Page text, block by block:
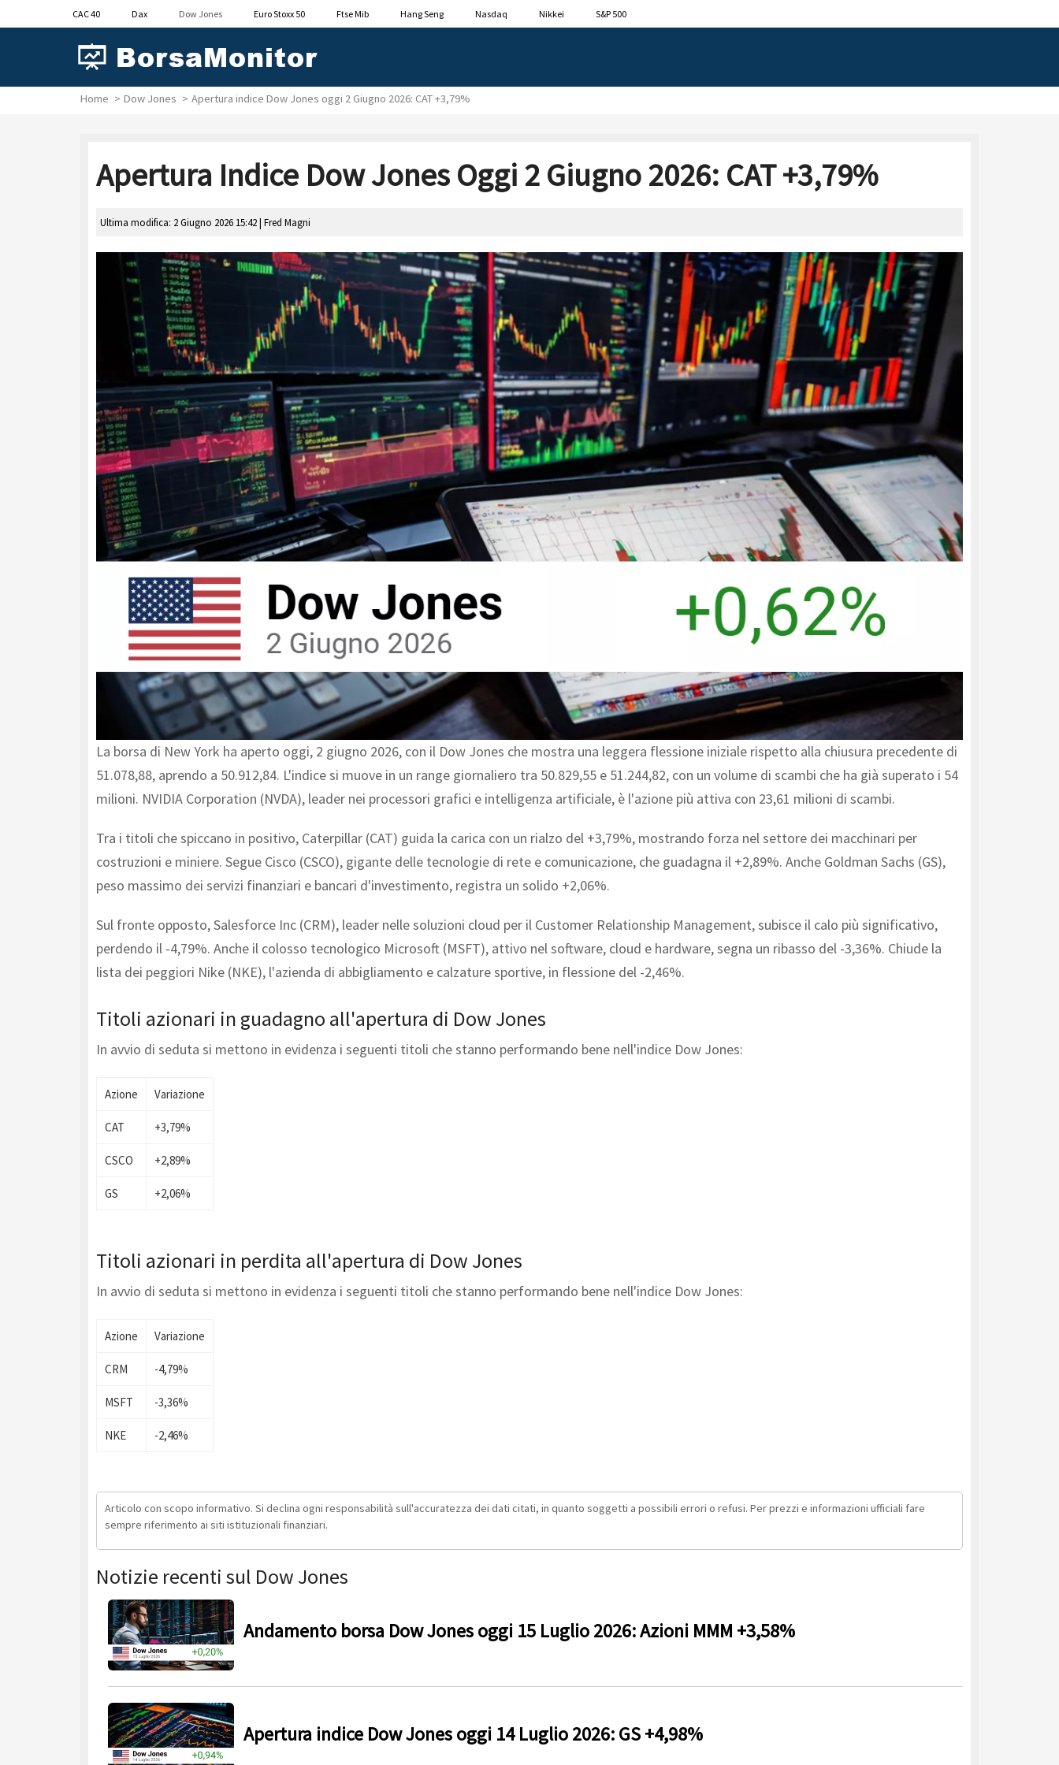
CAC 40 Dax Dow Jones Euro Stoxx 50 Ftse Mib Hang Seng Nasdaq Nikkei S&P 500
Home Dow Jones Apertura indice Dow Jones oggi 2 Giugno 2026: CAT +3,79%
Apertura Indice Dow Jones Oggi 2 Giugno 2026: CAT +3,79%
Ultima modifica: 2 Giugno 2026 15:42 | Fred Magni
La borsa di New York ha aperto oggi, 2 giugno 2026, con il Dow Jones che mostra una leggera flessione iniziale rispetto alla chiusura precedente di
51.078,88, aprendo a 50.912,84. L'indice si muove in un range giornaliero tra 50.829,55 e 51.244,82, con un volume di scambi che ha già superato i 54
milioni. NVIDIA Corporation (NVDA), leader nei processori grafici e intelligenza artificiale, è l'azione più attiva con 23,61 milioni di scambi.
Tra i titoli che spiccano in positivo, Caterpillar (CAT) guida la carica con un rialzo del +3,79%, mostrando forza nel settore dei macchinari per
costruzioni e miniere. Segue Cisco (CSCO), gigante delle tecnologie di rete e comunicazione, che guadagna il +2,89%. Anche Goldman Sachs (GS),
peso massimo dei servizi finanziari e bancari d'investimento, registra un solido +2,06%.
Sul fronte opposto, Salesforce Inc (CRM), leader nelle soluzioni cloud per il Customer Relationship Management, subisce il calo più significativo,
perdendo il -4,79%. Anche il colosso tecnologico Microsoft (MSFT), attivo nel software, cloud e hardware, segna un ribasso del -3,36%. Chiude la
lista dei peggiori Nike (NKE), l'azienda di abbigliamento e calzature sportive, in flessione del -2,46%.
Titoli azionari in guadagno all'apertura di Dow Jones
In avvio di seduta si mettono in evidenza i seguenti titoli che stanno performando bene nell'indice Dow Jones:
Azione Variazione
CAT +3,79%
CSCO +2,89%
GS +2,06%
Titoli azionari in perdita all'apertura di Dow Jones
In avvio di seduta si mettono in evidenza i seguenti titoli che stanno performando bene nell'indice Dow Jones:
Azione Variazione
CRM -4,79%
MSFT -3,36%
NKE -2,46%
Articolo con scopo informativo. Si declina ogni responsabilità sull'accuratezza dei dati citati, in quanto soggetti a possibili errori o refusi. Per prezzi e informazioni ufficiali fare
sempre riferimento ai siti istituzionali finanziari.
Notizie recenti sul Dow Jones
Andamento borsa Dow Jones oggi 15 Luglio 2026: Azioni MMM +3,58%
Apertura indice Dow Jones oggi 14 Luglio 2026: GS +4,98%